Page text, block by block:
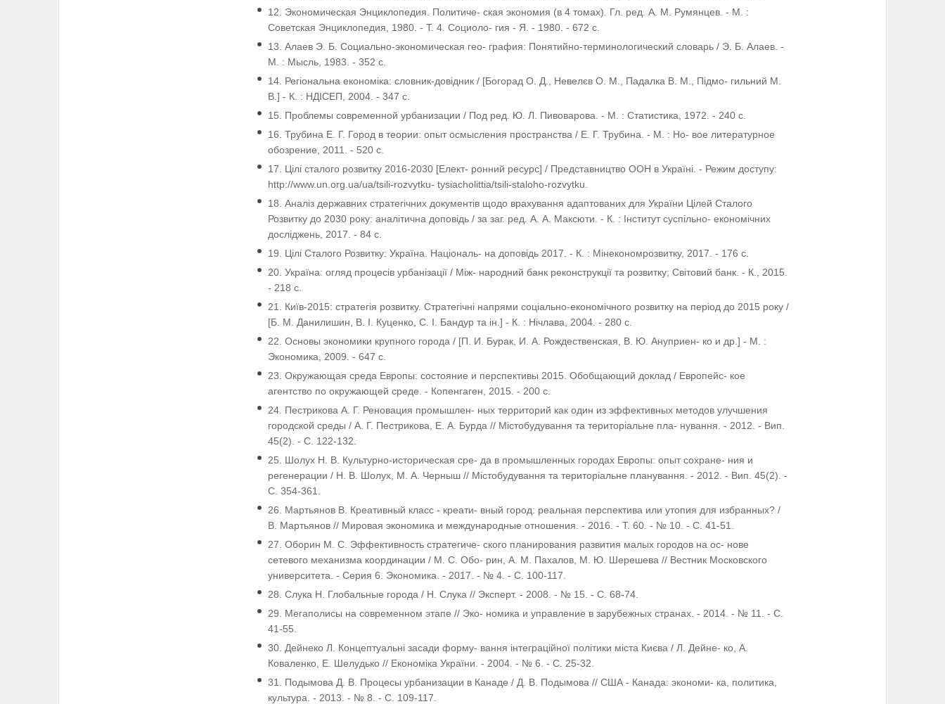
12. Экономическая Энциклопедия. Политиче- ская экономия (в 4 томах). Гл. ред. А. М. Румянцев. - М. :
Советская Энциклопедия, 1980. - Т. 4. Социоло- гия - Я. - 1980. - 672 с.
13. Алаев Э. Б. Социально-экономическая гео- графия: Понятийно-терминологический словарь / Э. Б. Алаев. -
М. : Мысль, 1983. - 352 с.
14. Регіональна економіка: словник-довідник / [Богорад О. Д., Невелєв О. М., Падалка В. М., Підмо- гильний М.
В.] - К. : НДІСЕП, 2004. - 347 с.
15. Проблемы современной урбанизации / Под ред. Ю. Л. Пивоварова. - М. : Статистика, 1972. - 240 с.
16. Трубина Е. Г. Город в теории: опыт осмысления пространства / Е. Г. Трубина. - М. : Но- вое литературное
обозрение, 2011. - 520 с.
17. Цілі сталого розвитку 2016-2030 [Елект- ронний ресурс] / Представництво ООН в Україні. - Режим доступу:
http://www.un.org.ua/ua/tsili-rozvytku- tysiacholittia/tsili-staloho-rozvytku.
18. Аналіз державних стратегічних документів щодо врахування адаптованих для України Цілей Сталого
Розвитку до 2030 року: аналітична доповідь / за заг. ред. А. А. Максюти. - К. : Інститут суспільно- економічних
досліджень, 2017. - 84 с.
19. Цілі Сталого Розвитку: Україна. Національ- на доповідь 2017. - К. : Мінекономрозвитку, 2017. - 176 с.
20. Україна: огляд процесів урбанізації / Між- народний банк реконструкції та розвитку; Світовий банк. - К., 2015.
- 218 с.
21. Київ-2015: стратегія розвитку. Стратегічні напрями соціально-економічного розвитку на період до 2015 року /
[Б. М. Данилишин, В. І. Куценко, С. І. Бандур та ін.] - К. : Нічлава, 2004. - 280 с.
22. Основы экономики крупного города / [П. И. Бурак, И. А. Рождественская, В. Ю. Ануприен- ко и др.] - М. :
Экономика, 2009. - 647 с.
23. Окружающая среда Европы: состояние и перспективы 2015. Обобщающий доклад / Европейс- кое
агентство по окружающей среде. - Копенгаген, 2015. - 200 с.
24. Пестрикова А. Г. Реновация промышлен- ных территорий как один из эффективных методов улучшения
городской среды / А. Г. Пестрикова, Е. А. Бурда // Містобудування та територіальне пла- нування. - 2012. - Вип.
45(2). - С. 122-132.
25. Шолух Н. В. Культурно-историческая сре- да в промышленных городах Европы: опыт сохране- ния и
регенерации / Н. В. Шолух, М. А. Черныш // Містобудування та територіальне планування. - 2012. - Вип. 45(2). -
С. 354-361.
26. Мартьянов В. Креативный класс - креати- вный город: реальная перспектива или утопия для избранных? /
В. Мартьянов // Мировая экономика и международные отношения. - 2016. - Т. 60. - № 10. - С. 41-51.
27. Оборин М. С. Эффективность стратегиче- ского планирования развития малых городов на ос- нове
сетевого механизма координации / М. С. Обо- рин, А. М. Пахалов, М. Ю. Шерешева // Вестник Московского
университета. - Серия 6. Экономика. - 2017. - № 4. - С. 100-117.
28. Слука Н. Глобальные города / Н. Слука // Эксперт. - 2008. - № 15. - С. 68-74.
29. Мегаполисы на современном этапе // Эко- номика и управление в зарубежных странах. - 2014. - № 11. - С.
41-55.
30. Дейнеко Л. Концептуальні засади форму- вання інтеграційної політики міста Києва / Л. Дейне- ко, А.
Коваленко, Е. Шелудько // Економіка України. - 2004. - № 6. - С. 25-32.
31. Подымова Д. В. Процесы урбанизации в Канаде / Д. В. Подымова // США - Канада: экономи- ка, политика,
культура. - 2013. - № 8. - С. 109-117.